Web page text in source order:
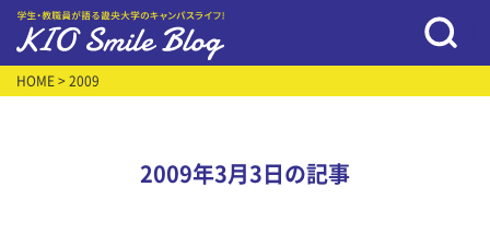
HOME > 2009
2009年3月3日の記事